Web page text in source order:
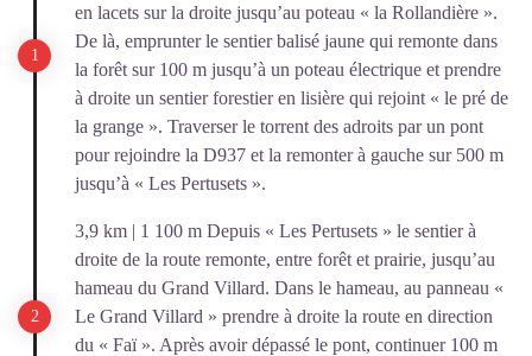
en lacets sur la droite jusqu’au poteau « la Rollandière ».
De là, emprunter le sentier balisé jaune qui remonte dans
la forêt sur 100 m jusqu’à un poteau électrique et prendre
à droite un sentier forestier en lisière qui rejoint « le pré de
la grange ». Traverser le torrent des adroits par un pont
pour rejoindre la D937 et la remonter à gauche sur 500 m
jusqu’à « Les Pertusets ».
3,9 km | 1 100 m Depuis « Les Pertusets » le sentier à
droite de la route remonte, entre forêt et prairie, jusqu’au
hameau du Grand Villard. Dans le hameau, au panneau «
Le Grand Villard » prendre à droite la route en direction
du « Faï ». Après avoir dépassé le pont, continuer 100 m